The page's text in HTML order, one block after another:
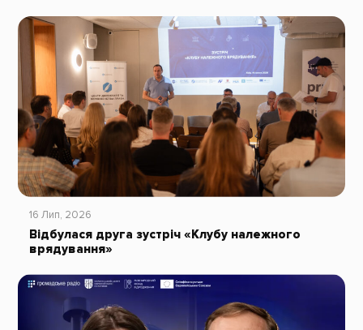
16 Лип, 2026
Відбулася друга зустріч «Клубу належного
врядування»